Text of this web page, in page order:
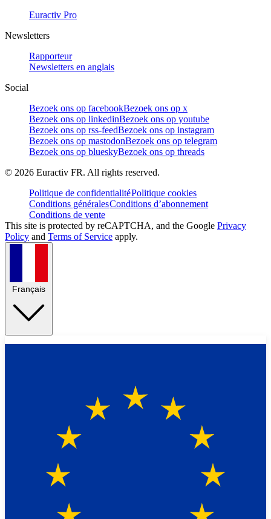
Euractiv Pro
Newsletters
Rapporteur
Newsletters en anglais
Social
Bezoek ons op facebookBezoek ons op x
Bezoek ons op linkedinBezoek ons op youtube
Bezoek ons op rss-feedBezoek ons op instagram
Bezoek ons op mastodonBezoek ons op telegram
Bezoek ons op blueskyBezoek ons op threads
© 2026 Euractiv FR. All rights reserved.
Politique de confidentialitéPolitique cookies
Conditions généralesConditions d’abonnement
Conditions de vente
This site is protected by reCAPTCHA, and the Google Privacy
Policy and Terms of Service apply.
Français